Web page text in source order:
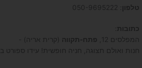
טלפון
כתובות
המפלסים 12,
פתח-תקווה (קרית אריה) -
חנות ואולם תצוגה, חניה חופשית! עידו ספורט ב-Waze